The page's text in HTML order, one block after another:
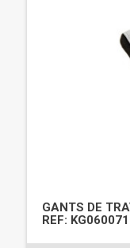
GANTS DE
REF: